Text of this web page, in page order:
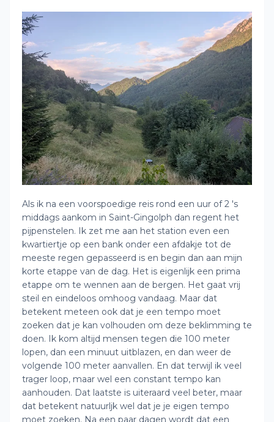
Als ik na een voorspoedige reis rond een uur of 2 's
middags aankom in Saint-Gingolph dan regent het
pijpenstelen. Ik zet me aan het station even een
kwartiertje op een bank onder een afdakje tot de
meeste regen gepasseerd is en begin dan aan mijn
korte etappe van de dag. Het is eigenlijk een prima
etappe om te wennen aan de bergen. Het gaat vrij
steil en eindeloos omhoog vandaag. Maar dat
betekent meteen ook dat je een tempo moet
zoeken dat je kan volhouden om deze beklimming te
doen. Ik kom altijd mensen tegen die 100 meter
lopen, dan een minuut uitblazen, en dan weer de
volgende 100 meter aanvallen. En dat terwijl ik veel
trager loop, maar wel een constant tempo kan
aanhouden. Dat laatste is uiteraard veel beter, maar
dat betekent natuurljk wel dat je je eigen tempo
moet zoeken. Na een paar dagen wordt dat een